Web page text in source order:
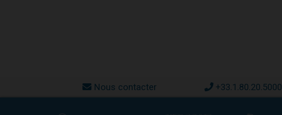
Nous contacter +33.1.80.20.5000